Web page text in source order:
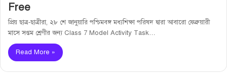
Free
প্রিয় ছাত্র-ছাত্রীরা, ২৮ শে জানুয়ারি পশ্চিমবঙ্গ মধ্যশিক্ষা পরিষদ দ্বারা আবারো ফেব্রুয়ারী
মাসে সপ্তম শ্রেণীর জন্য Class 7 Model Activity Task…
Read More »